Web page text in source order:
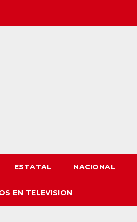
ESTATAL NACIONAL
EN TELEVISION